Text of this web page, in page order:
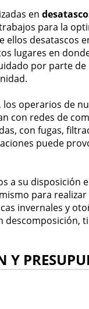
en
para la
ellos desatascos
lugares en
por parte de
los operarios de
con redes de
con fugas,
puede
a su disposición
para realizar
invernales y
descomposición,
Y